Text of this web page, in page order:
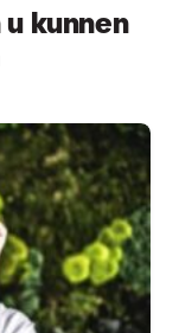
kunnen